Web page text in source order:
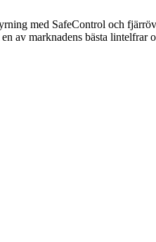
med SafeControl och
av marknadens bästa lintelfrar